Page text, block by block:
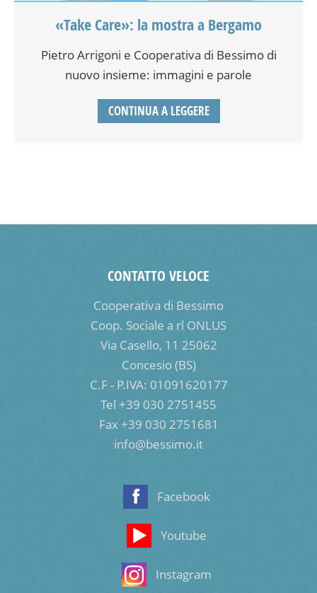
«Take Care»: la mostra a Bergamo
Pietro Arrigoni e Cooperativa di Bessimo di
nuovo insieme: immagini e parole
CONTINUA A LEGGERE
CONTATTO VELOCE
Cooperativa di Bessimo
Coop. Sociale a rl ONLUS
Via Casello, 11 25062
Concesio (BS)
C.F - P.IVA: 01091620177
Tel +39 030 2751455
Fax +39 030 2751681
info@bessimo.it
Facebook
Youtube
Instagram